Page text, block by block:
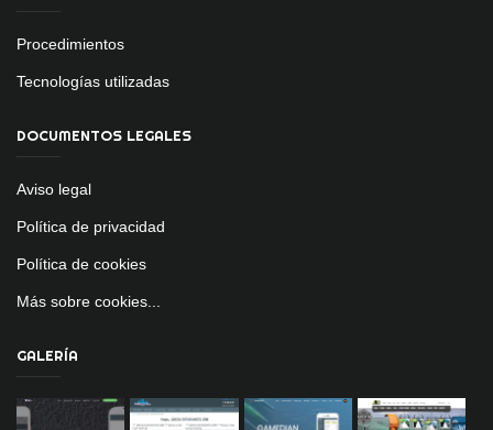
Procedimientos
Tecnologías utilizadas
DOCUMENTOS LEGALES
Aviso legal
Política de privacidad
Política de cookies
Más sobre cookies...
GALERÍA